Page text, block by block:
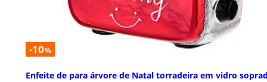
-10%
Enfeite de para árvore de Natal torradeira em vidro